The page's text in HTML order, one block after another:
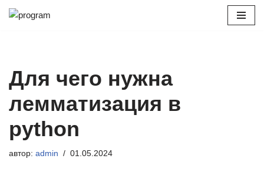
Для чего нужна
лемматизация в
python
автор: admin 01.05.2024